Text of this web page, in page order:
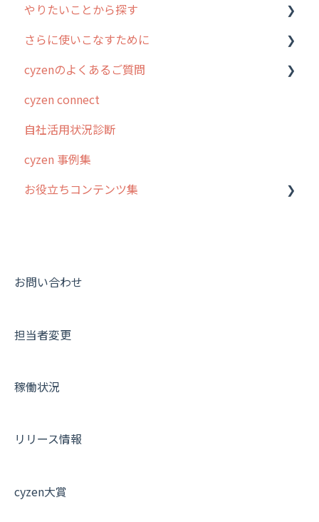
アプリの使い始め
ホーム画面
スポット
報告閲覧
予定
日報
履歴
パフォーマンス
お知らせ
やりたいことから探す
行動管理
勤怠管理
予定管理
スポット
ステータス・主観
報告書・行動種別
活動通知
商品
さらに使いこなすために
はじめに
スポット・ステータス関連オプション
交通費自動計算
安全走行支援
写真管理・高画質化
その他オプション
契約・その他
cyzenのよくあるご質問
ログインについて
グループ・ユーザーについて
GPS・位置情報 について
ルート自動記録 について
報告書について
メンバー画面について
その他よくある質問
cyzen connect
自社活用状況診断
cyzen 事例集
お役立ちコンテンツ集
動画集：共通
お問い合わせ
担当者変更
稼働状況
リリース情報
cyzen大賞